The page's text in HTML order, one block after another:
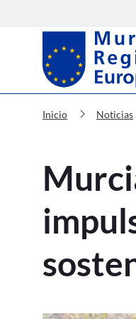
Murcia
Inicio chevron_right Noticias